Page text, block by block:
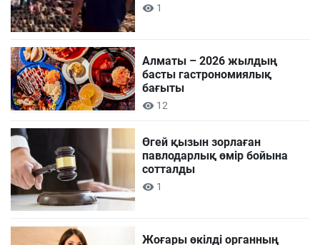
1
Алматы – 2026 жылдың
басты гастрономиялық
бағыты
12
Өгей қызын зорлаған
павлодарлық өмір бойына
сотталды
1
Жоғары өкілді органның